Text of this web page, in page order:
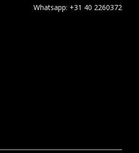
Whatsapp: +31 40 2260372